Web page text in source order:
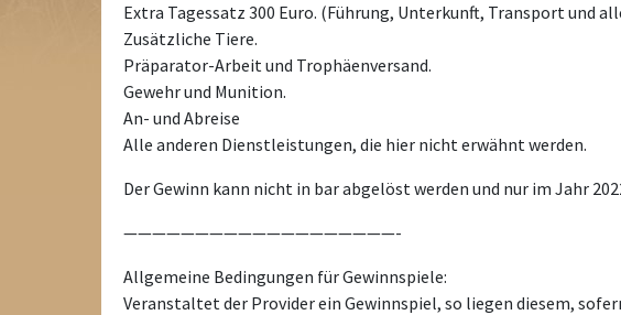
Extra Tagessatz 300 Euro. (Führung, Unterkunft, Transport und
Zusätzliche Tiere.
Präparator-Arbeit und Trophäenversand.
Gewehr und Munition.
An- und Abreise
Alle anderen Dienstleistungen, die hier nicht erwähnt werden.
Der Gewinn kann nicht in bar abgelöst werden und nur im Jahr
———————————————————-
Allgemeine Bedingungen für Gewinnspiele:
Veranstaltet der Provider ein Gewinnspiel, so liegen diesem,